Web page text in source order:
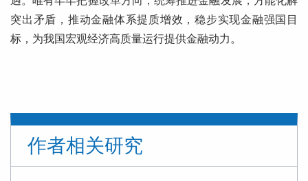
突出矛盾，推动金融体系提质增效，稳步实现金融强国目
标，为我国宏观经济高质量运行提供金融动力。
作者相关研究